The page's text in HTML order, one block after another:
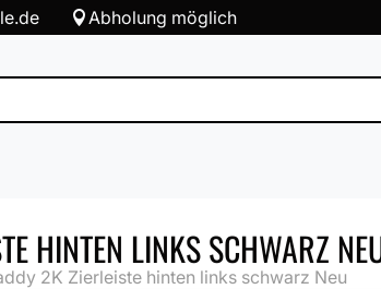
Abholung möglich
HINTEN LINKS SCHWARZ
2K Zierleiste hinten links schwarz Neu